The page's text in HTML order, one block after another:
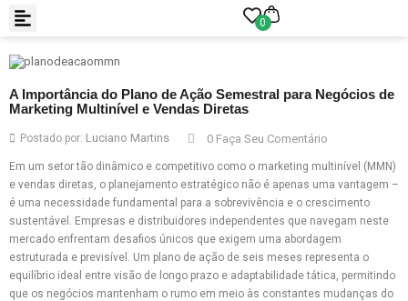
0
A Importância do Plano de Ação Semestral para Negócios de
Marketing Multinível e Vendas Diretas
Postado por: Luciano Martins 0 Faça Seu Comentário
Em um setor tão dinâmico e competitivo como o marketing multinível (MMN)
e vendas diretas, o planejamento estratégico não é apenas uma vantagem –
é uma necessidade fundamental para a sobrevivência e o crescimento
sustentável. Empresas e distribuidores independentes que navegam neste
mercado enfrentam desafios únicos que exigem uma abordagem
estruturada e previsível. Um plano de ação de seis meses representa o
equilíbrio ideal entre visão de longo prazo e adaptabilidade tática, permitindo
que os negócios mantenham o rumo em meio às constantes mudanças do